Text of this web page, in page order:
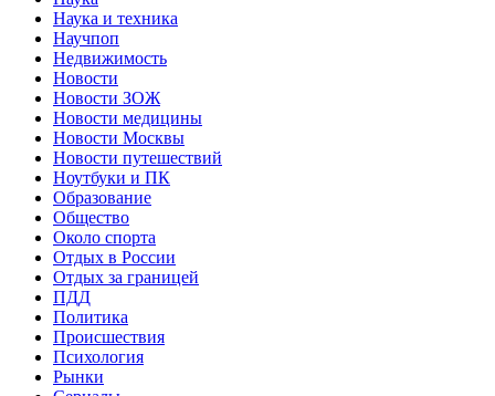
Наука и техника
Научпоп
Недвижимость
Новости
Новости ЗОЖ
Новости медицины
Новости Москвы
Новости путешествий
Ноутбуки и ПК
Образование
Общество
Около спорта
Отдых в России
Отдых за границей
ПДД
Политика
Происшествия
Психология
Рынки